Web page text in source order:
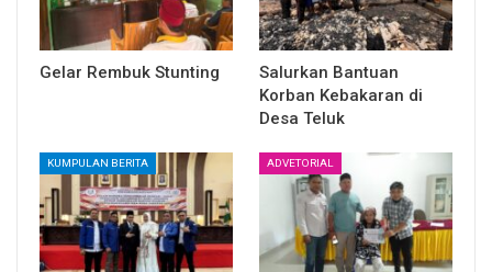
Gelar Rembuk Stunting
Salurkan Bantuan
Korban Kebakaran di
Desa Teluk
KUMPULAN BERITA ADVETORIAL